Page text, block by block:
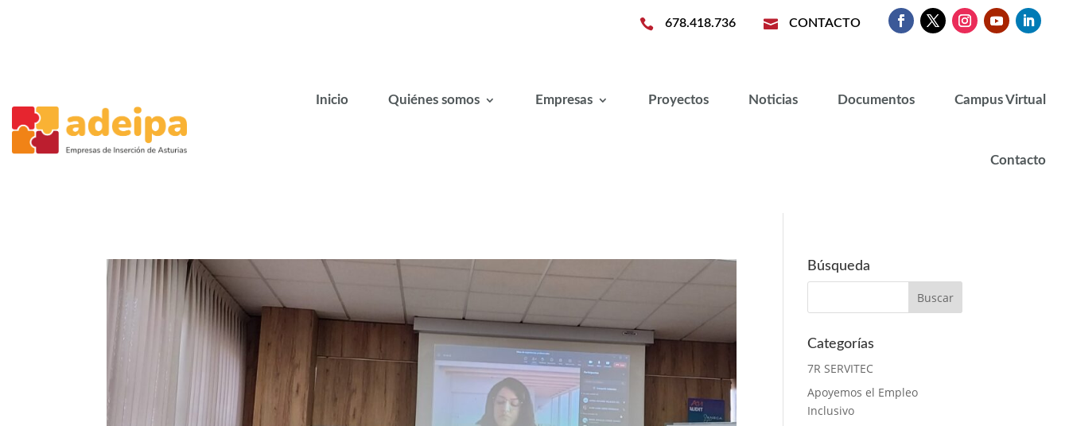
 678.418.736  CONTACTO
Inicio Quiénes somos Empresas Proyectos Noticias Documentos Campus Virtual
Contacto
Búsqueda
Categorías
7R SERVITEC
Apoyemos el Empleo
Inclusivo